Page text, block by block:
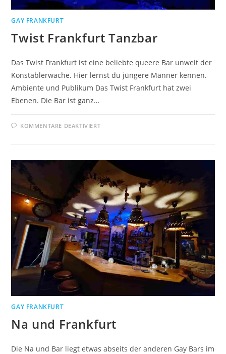
GAY FRANKFURT
Twist Frankfurt Tanzbar
Das Twist Frankfurt ist eine beliebte queere Bar unweit der
Konstablerwache. Hier lernst du jüngere Männer kennen.
Ambiente und Publikum Das Twist Frankfurt hat zwei
Ebenen. Die Bar ist ganz…
KOMMENTARE DEAKTIVIERTFÜR
GAY FRANKFURT
Na und Frankfurt
Die Na und Bar liegt etwas abseits der anderen Gay Bars im